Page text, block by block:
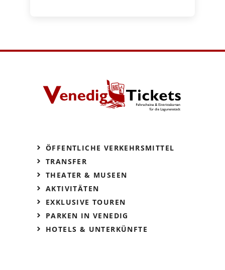
ÖFFENTLICHE VERKEHRSMITTEL
TRANSFER
THEATER & MUSEEN
AKTIVITÄTEN
EXKLUSIVE TOUREN
PARKEN IN VENEDIG
HOTELS & UNTERKÜNFTE